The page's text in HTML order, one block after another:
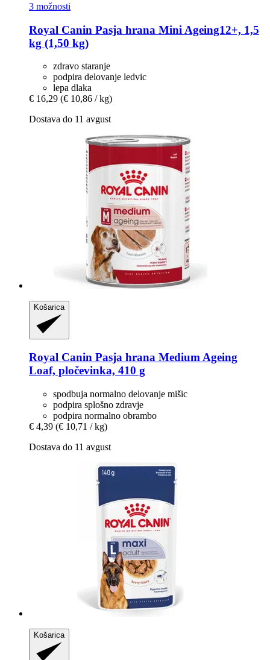
3 možnosti
Royal Canin Pasja hrana Mini Ageing12+, 1,5
kg (1,50 kg)
zdravo staranje
podpira delovanje ledvic
lepa dlaka
€ 16,29 (€ 10,86 / kg)
Dostava do 11 avgust
Košarica
Royal Canin Pasja hrana Medium Ageing
Loaf, pločevinka, 410 g
spodbuja normalno delovanje mišic
podpira splošno zdravje
podpira normalno obrambo
€ 4,39 (€ 10,71 / kg)
Dostava do 11 avgust
Košarica